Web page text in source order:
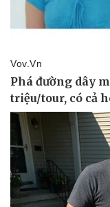
Thể thao
Bóng đá
Lịch thi đấu bóng đá
Thế giới thể thao
eSports
Hậu trường